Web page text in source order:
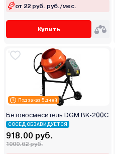
от 22 руб. руб./мес.
Купить
Под заказ 5 дней
Бетоносмеситель DGM BK-200C
СОСЕД ОБЗАВИДУЕТСЯ
918.00 руб.
1000.62 руб.